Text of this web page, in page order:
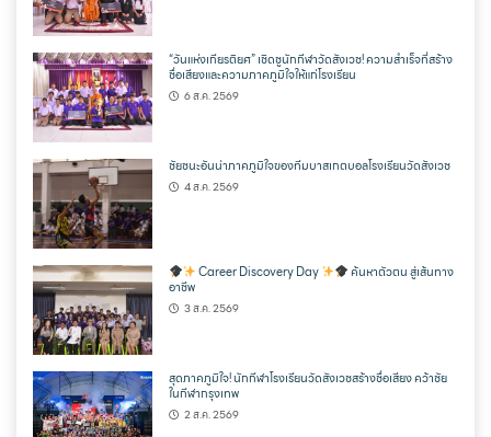
“วันแห่งเกียรติยศ” เชิดชูนักกีฬาวัดสังเวช! ความสำเร็จที่สร้าง
ชื่อเสียงและความภาคภูมิใจให้แก่โรงเรียน
6 ส.ค. 2569
ชัยชนะอันน่าภาคภูมิใจของทีมบาสเกตบอลโรงเรียนวัดสังเวช
4 ส.ค. 2569
Career Discovery Day
ค้นหาตัวตน สู่เส้นทาง
อาชีพ
3 ส.ค. 2569
สุดภาคภูมิใจ! นักกีฬาโรงเรียนวัดสังเวชสร้างชื่อเสียง คว้าชัย
ในกีฬากรุงเทพ
2 ส.ค. 2569